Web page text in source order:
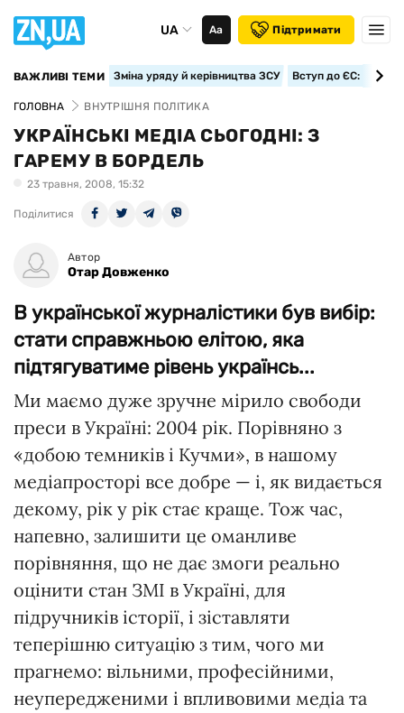
UA Аа Підтримати
ВАЖЛИВІ ТЕМИ Зміна уряду й керівництва ЗСУ Вступ до ЄС:
ГОЛОВНА ВНУТРІШНЯ ПОЛІТИКА
УКРАЇНСЬКІ МЕДІА СЬОГОДНІ: З
ГАРЕМУ В БОРДЕЛЬ
23 травня, 2008, 15:32
Поділитися
Автор
Отар Довженко
В української журналістики був вибір:
стати справжньою елітою, яка
підтягуватиме рівень українсь...
Ми маємо дуже зручне мірило свободи
преси в Україні: 2004 рік. Порівняно з
«добою темників і Кучми», в нашому
медіапросторі все добре — і, як видається
декому, рік у рік стає краще. Тож час,
напевно, залишити це оманливе
порівняння, що не дає змоги реально
оцінити стан ЗМІ в Україні, для
підручників історії, і зіставляти
теперішню ситуацію з тим, чого ми
прагнемо: вільними, професійними,
неупередженими і впливовими медіа та